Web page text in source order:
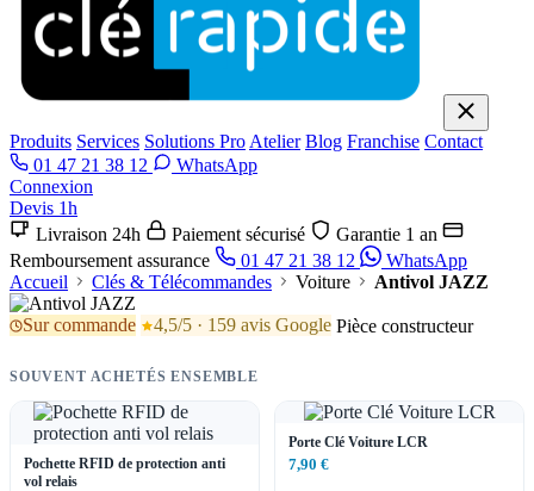
Produits Services Solutions Pro Atelier Blog Franchise Contact
01 47 21 38 12
WhatsApp
Connexion
Devis 1h
Livraison 24h
Paiement sécurisé
Garantie 1 an
Remboursement assurance
01 47 21 38 12
WhatsApp
Accueil
Clés & Télécommandes Voiture Antivol JAZZ
Sur commande 4,5/5 · 159 avis Google Pièce constructeur
SOUVENT ACHETÉS ENSEMBLE
Pochette RFID de protection anti
vol relais
Porte Clé Voiture LCR
7,90 €